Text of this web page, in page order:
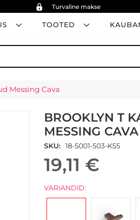
Turvaline makse
TOOTED
Messing Cava
BROOKLYN T
MESSING CAVA
SKU 18-5001-503-K55
19,11 €
VARIANDID: